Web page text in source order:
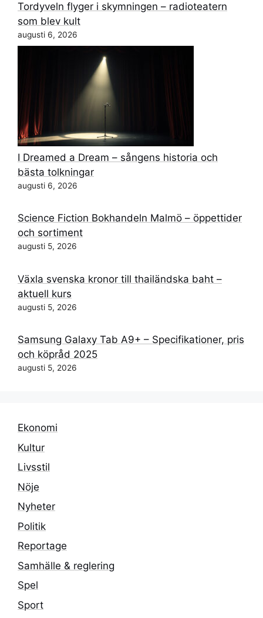
Tordyveln flyger i skymningen – radioteatern
som blev kult
augusti 6, 2026
I Dreamed a Dream – sångens historia och
bästa tolkningar
augusti 6, 2026
Science Fiction Bokhandeln Malmö – öppettider
och sortiment
augusti 5, 2026
Växla svenska kronor till thailändska baht –
aktuell kurs
augusti 5, 2026
Samsung Galaxy Tab A9+ – Specifikationer, pris
och köpråd 2025
augusti 5, 2026
Ekonomi
Kultur
Livsstil
Nöje
Nyheter
Politik
Reportage
Samhälle & reglering
Spel
Sport